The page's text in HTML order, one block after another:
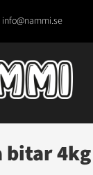
info@nammi.se
bitar 4kg